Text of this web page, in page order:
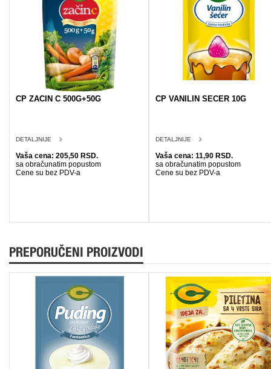
CP ZACIN C 500G+50G
DETALJNIJE
Vaša cena: 205,50 RSD.
sa obračunatim popustom
Cene su bez PDV-a
CP VANILIN SECER 10G
DETALJNIJE
Vaša cena: 11,90 RSD.
sa obračunatim popustom
Cene su bez PDV-a
PREPORUČENI PROIZVODI